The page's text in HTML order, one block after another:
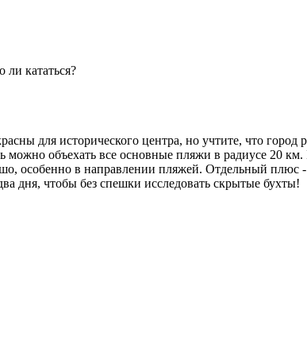
ли кататься?
для исторического центра, но учтите, что город
можно объехать все основные пляжи в радиусе 20
особенно в направлении пляжей. Отдельный плюс
дня, чтобы без спешки исследовать скрытые бухты!